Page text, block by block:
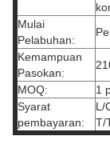
Mulai
Pelabuhan:
Kemampuan
Pasokan:
MOQ:
1
Syarat
pembayaran:
L/
T/